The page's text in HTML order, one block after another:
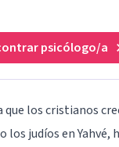
psicólogo/a
que los cristianos
los judíos en Yahvé,